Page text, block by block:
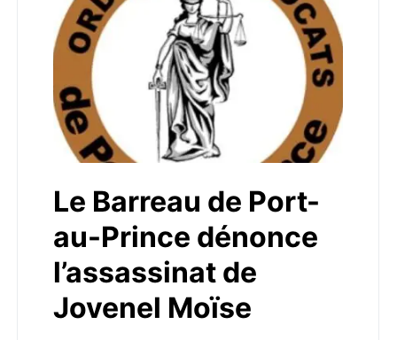
Le Barreau de Port-
au-Prince dénonce
l’assassinat de
Jovenel Moïse